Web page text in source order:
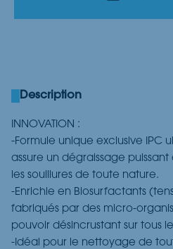
Description
INNOVATION :
-Formule unique exclusive IPC
assure un dégraissage
les souillures de toute nature.
-Enrichie en Biosurfactants
fabriqués par des micro-
pouvoir désincrustant sur tous
-Idéal pour le nettoyage de